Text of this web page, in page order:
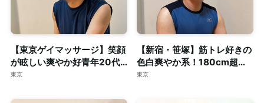
【東京ゲイマッサージ】笑顔
が眩しい爽やか好青年20代
スマート体型セラピスト◎清
東京
【新宿・笹塚】筋トレ好きの
色白爽やか系！180cm超え
の長身・がっちり体型セラピ
東京